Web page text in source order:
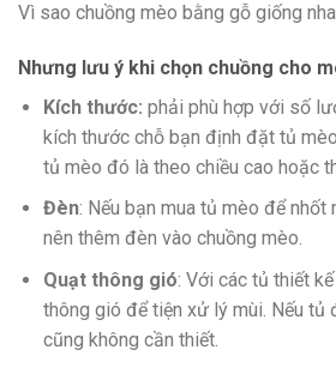
Vì sao chuồng mèo bằng gỗ giống
Nhưng lưu ý khi chọn chuồng cho
Kích thước: phải phù hợp với số
kích thước chỗ bạn định đặt tủ
tủ mèo đó là theo chiều cao hoặc
Đèn: Nếu bạn mua tủ mèo để nhốt
nên thêm đèn vào chuồng mèo.
Quạt thông gió: Với các tủ thiết
thông gió để tiện xử lý mùi. Nếu tủ
cũng không cần thiết.